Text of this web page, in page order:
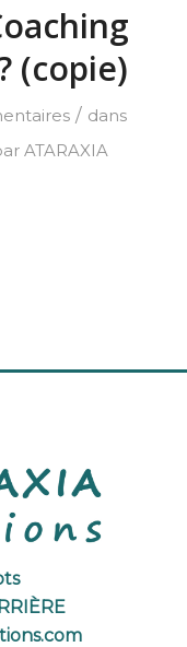
(copie)
/ dans
ATARAXIA